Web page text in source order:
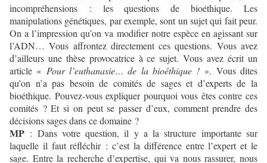
incompréhensions : les questions de bioéthique. Les
manipulations génétiques, par exemple, sont un sujet qui fait peur.
On a l’impression qu’on va modifier notre espèce en agissant sur
l’ADN… Vous affrontez directement ces questions. Vous avez
d’ailleurs une thèse provocatrice à ce sujet. Vous avez écrit un
article « Pour l’euthanasie… de la bioéthique ! ». Vous dites
qu’on n’a pas besoin de comités de sages et d’experts de la
bioéthique. Pouvez-vous expliquer pourquoi vous êtes contre ces
comités ? Et si on peut se passer d’eux, comment prendre des
décisions sages dans ce domaine ?
MP : Dans votre question, il y a la structure importante sur
laquelle il faut réfléchir : c’est la différence entre l’expert et le
sage. Entre la recherche d’expertise, qui va nous rassurer, nous